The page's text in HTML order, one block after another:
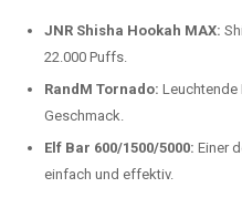
JNR Shisha Hookah MAX:
22.000 Puffs.
RandM Tornado: Leuchtende
Geschmack.
Elf Bar 600/1500/5000: Einer
einfach und effektiv.